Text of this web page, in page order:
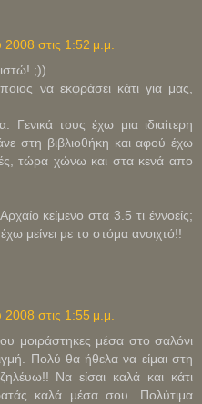
στις 1:52 μ.μ.
;))
να εκφράσει κάτι για μας,
Γενικά τους έχω μια ιδιαίτερη
στη βιβλιοθήκη και αφού έχω
τώρα χώνω και στα κενά απο
κείμενο στα 3.5 τι έννοείς;
μείνει με το στόμα ανοιχτό!!
στις 1:55 μ.μ.
μοιράστηκες μέσα στο σαλόνι
Πολύ θα ήθελα να είμαι στη
Να είσαι καλά και κάτι
καλά μέσα σου. Πολύτιμα